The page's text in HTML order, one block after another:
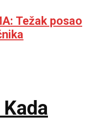
Težak posao